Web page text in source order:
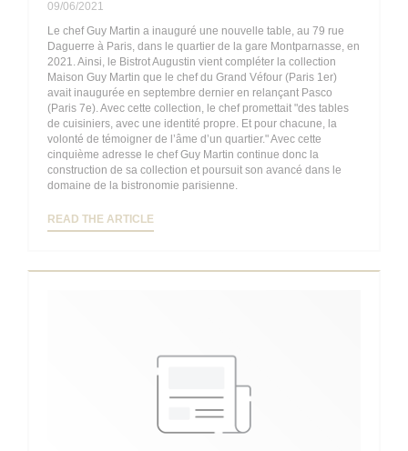
09/06/2021
Le chef Guy Martin a inauguré une nouvelle table, au 79 rue
Daguerre à Paris, dans le quartier de la gare Montparnasse, en
2021. Ainsi, le Bistrot Augustin vient compléter la collection
Maison Guy Martin que le chef du Grand Véfour (Paris 1er)
avait inaugurée en septembre dernier en relançant Pasco
(Paris 7e). Avec cette collection, le chef promettait "des tables
de cuisiniers, avec une identité propre. Et pour chacune, la
volonté de témoigner de l’âme d’un quartier." Avec cette
cinquième adresse le chef Guy Martin continue donc la
construction de sa collection et poursuit son avancé dans le
domaine de la bistronomie parisienne.
READ THE ARTICLE